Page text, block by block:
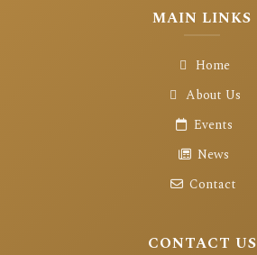
MAIN LINKS
Home
About Us
Events
News
Contact
CONTACT US